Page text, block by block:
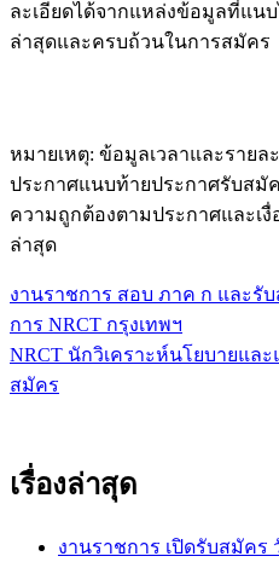
ละเอียดได้จากแหล่งข้อมูลที่แน
ล่าสุดและครบถ้วนในการสมัคร
หมายเหตุ: ข้อมูลเวลาและรายล
ประกาศแนบท้ายประกาศรับสมั
ความถูกต้องตามประกาศและเ
ล่าสุด
แนะแนว
เรื่อง
งานราชการ สอบ ภาค ก และรั
การ NRCT กรุงเทพฯ
NRCT นักวิเคราะห์นโยบายแล
สมัคร
เรื่องล่าสุด
งานราชการ เปิดรับสมัคร